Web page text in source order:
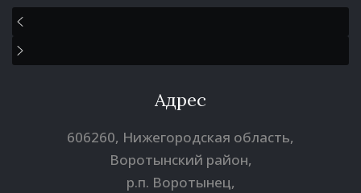
Адрес
606260, Нижегородская область,
Воротынский район,
р.п. Воротынец,